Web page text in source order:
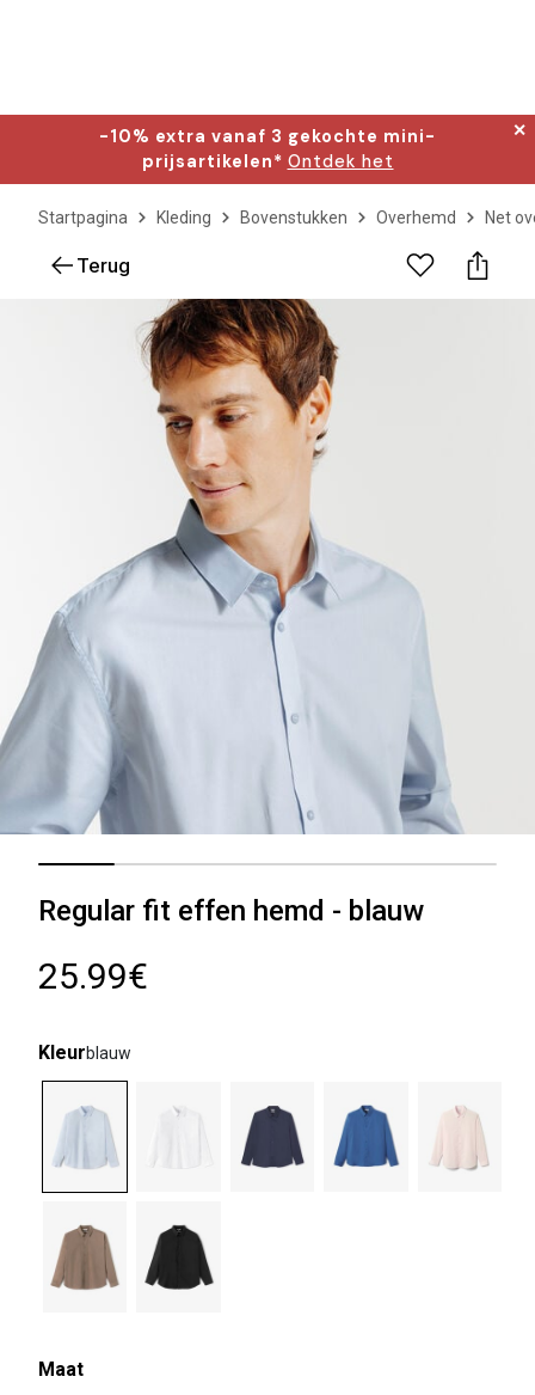
-10% extra vanaf 3 gekochte mini-
prijsartikelen* Ontdek het
✕
Startpagina Kleding Bovenstukken Overhemd Net
Terug
Regular fit effen hemd - blauw
25.99€
Kleurblauw
Maat